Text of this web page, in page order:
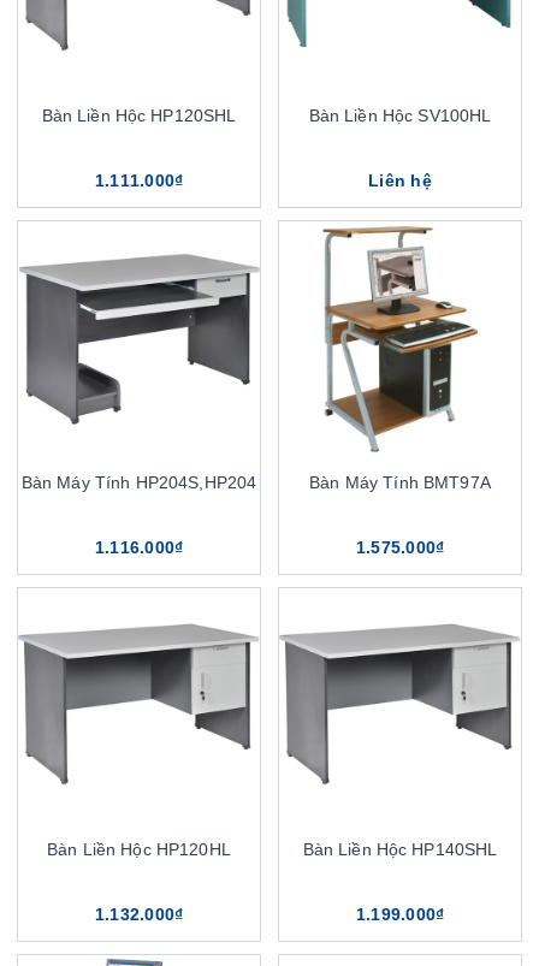
Bàn Liền Hộc HP120SHL
1.111.000₫
Bàn Liền Hộc SV100HL
Liên hệ
Bàn Máy Tính HP204S,HP204
1.116.000₫
Bàn Máy Tính BMT97A
1.575.000₫
Bàn Liền Hộc HP120HL
1.132.000₫
Bàn Liền Hộc HP140SHL
1.199.000₫